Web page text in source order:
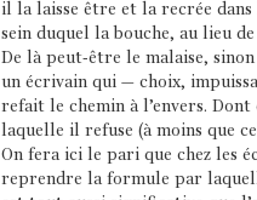
il la laisse être et la recrée dans
sein duquel la bouche, au lieu
De là peut-être le malaise,
un écrivain qui – choix,
refait le chemin à l’envers.
laquelle il refuse (à moins que
On fera ici le pari que chez les
reprendre la formule par